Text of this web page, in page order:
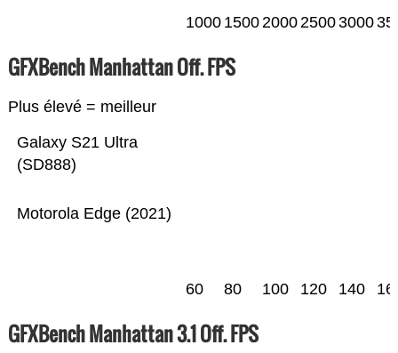
1000 1500200025003000
GFXBench Manhattan Off. FPS
Plus élevé = meilleur
Motorola Edge (2021)
Galaxy S21 Ultra
(SD888)
60 80 100 120 140
GFXBench Manhattan 3.1 Off. FPS